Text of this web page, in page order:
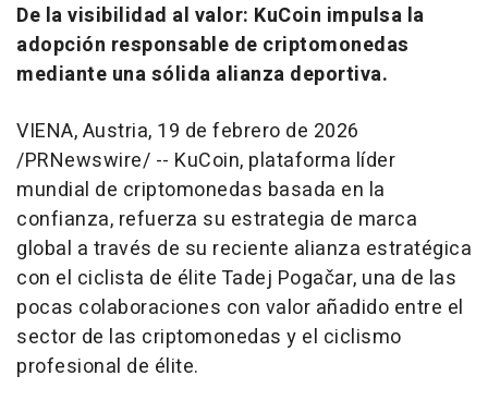
De la visibilidad al valor: KuCoin impulsa la
adopción responsable de criptomonedas
mediante una sólida alianza deportiva.
VIENA, Austria, 19 de febrero de 2026
/PRNewswire/ -- KuCoin, plataforma líder
mundial de criptomonedas basada en la
confianza, refuerza su estrategia de marca
global a través de su reciente alianza estratégica
con el ciclista de élite Tadej Pogačar, una de las
pocas colaboraciones con valor añadido entre el
sector de las criptomonedas y el ciclismo
profesional de élite.